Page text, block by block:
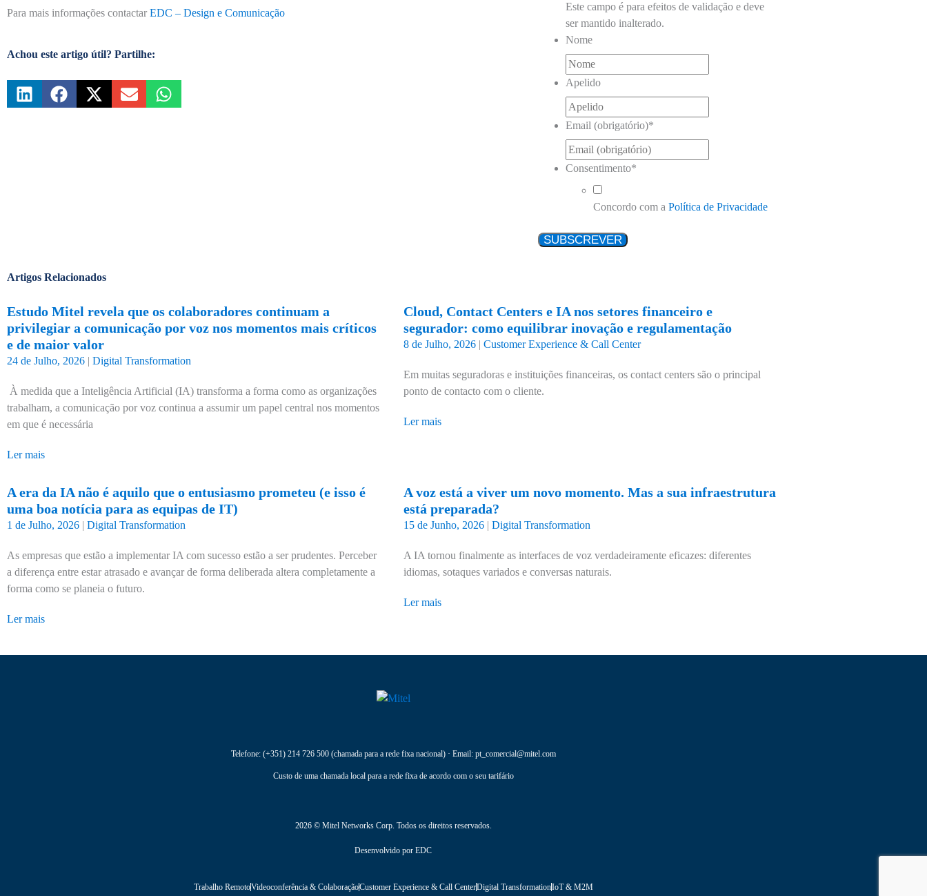
Para mais informações contactar EDC – Design e Comunicação
Achou este artigo útil? Partilhe:
Este campo é para efeitos de validação e deve
ser mantido inalterado.
Nome
Apelido
Email (obrigatório)*
Consentimento*
Concordo com a Política de Privacidade
Artigos Relacionados
Estudo Mitel revela que os colaboradores continuam a
privilegiar a comunicação por voz nos momentos mais críticos
e de maior valor
24 de Julho, 2026 | Digital Transformation
À medida que a Inteligência Artificial (IA) transforma a forma como as organizações
trabalham, a comunicação por voz continua a assumir um papel central nos momentos
em que é necessária
Ler mais
Cloud, Contact Centers e IA nos setores financeiro e
segurador: como equilibrar inovação e regulamentação
8 de Julho, 2026 | Customer Experience & Call Center
Em muitas seguradoras e instituições financeiras, os contact centers são o principal
ponto de contacto com o cliente.
Ler mais
A era da IA não é aquilo que o entusiasmo prometeu (e isso é
uma boa notícia para as equipas de IT)
1 de Julho, 2026 | Digital Transformation
As empresas que estão a implementar IA com sucesso estão a ser prudentes. Perceber
a diferença entre estar atrasado e avançar de forma deliberada altera completamente a
forma como se planeia o futuro.
Ler mais
A voz está a viver um novo momento. Mas a sua infraestrutura
está preparada?
15 de Junho, 2026 | Digital Transformation
A IA tornou finalmente as interfaces de voz verdadeiramente eficazes: diferentes
idiomas, sotaques variados e conversas naturais.
Ler mais
Telefone: (+351) 214 726 500(chamada para a rede fixa nacional) · Email: pt_comercial@mitel.com
Custo de uma chamada local para a rede fixa de acordo com o seu tarifário
2026 © Mitel Networks Corp. Todos os direitos reservados.
Desenvolvido por EDC
Trabalho RemotoVideoconferência & ColaboraçãoCustomer Experience & Call CenterDigital TransformationIoT & M2M